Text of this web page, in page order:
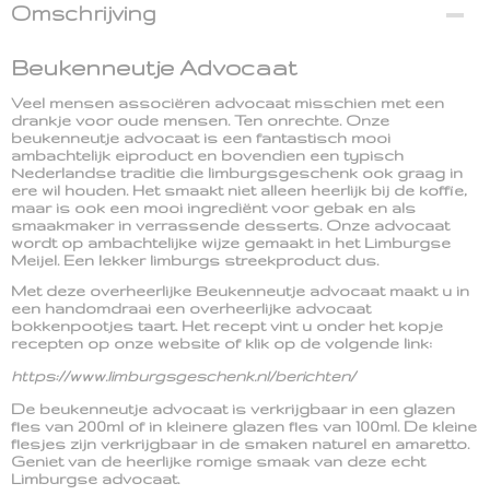
Omschrijving
Beukenneutje Advocaat
Veel mensen associëren advocaat misschien met een
drankje voor oude mensen. Ten onrechte. Onze
beukenneutje advocaat is een fantastisch mooi
ambachtelijk eiproduct en bovendien een typisch
Nederlandse traditie die limburgsgeschenk ook graag in
ere wil houden. Het smaakt niet alleen heerlijk bij de koffie,
maar is ook een mooi ingrediënt voor gebak en als
smaakmaker in verrassende desserts. Onze advocaat
wordt op ambachtelijke wijze gemaakt in het Limburgse
Meijel. Een lekker limburgs streekproduct dus.
Met deze overheerlijke Beukenneutje advocaat maakt u in
een handomdraai een overheerlijke advocaat
bokkenpootjes taart. Het recept vint u onder het kopje
recepten op onze website of klik op de volgende link:
https://www.limburgsgeschenk.nl/berichten/
De beukenneutje advocaat is verkrijgbaar in een glazen
fles van 200ml of in kleinere glazen fles van 100ml. De kleine
flesjes zijn verkrijgbaar in de smaken naturel en amaretto.
Geniet van de heerlijke romige smaak van deze echt
Limburgse advocaat.